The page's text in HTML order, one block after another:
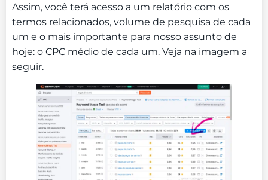
Assim, você terá acesso a um relatório com os
termos relacionados, volume de pesquisa de cada
um e o mais importante para nosso assunto de
hoje: o CPC médio de cada um. Veja na imagem a
seguir.